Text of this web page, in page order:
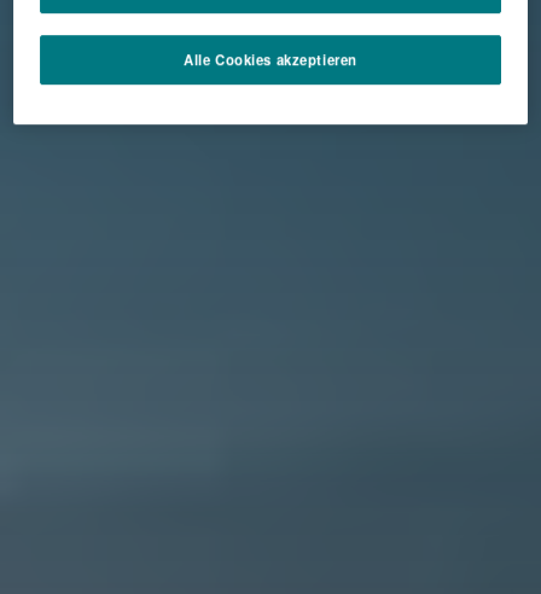
Alle Cookies akzeptieren